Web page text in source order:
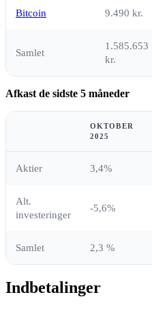
Bitcoin 9.490 kr.
Samlet
1.585.653
kr.
Afkast de sidste 5 måneder
OKTOBER
2025
Aktier 3,4%
Alt.
investeringer
-5,6%
Samlet 2,3 %
Indbetalinger